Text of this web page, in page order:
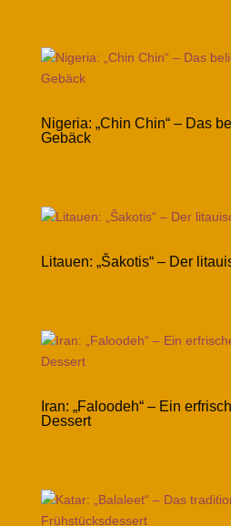
Nigeria: „Chin Chin“ – Das
Gebäck
Litauen: „Šakotis“ – Der
Iran: „Faloodeh“ – Ein
Dessert